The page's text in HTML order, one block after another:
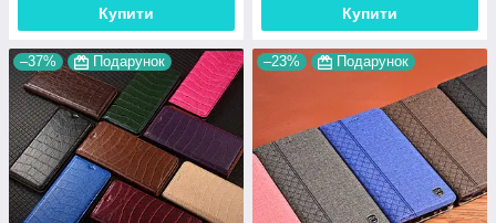
Купити Купити
–37% Подарунок –23% Подарунок